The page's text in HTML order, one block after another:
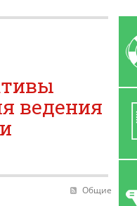
ведения
Общие